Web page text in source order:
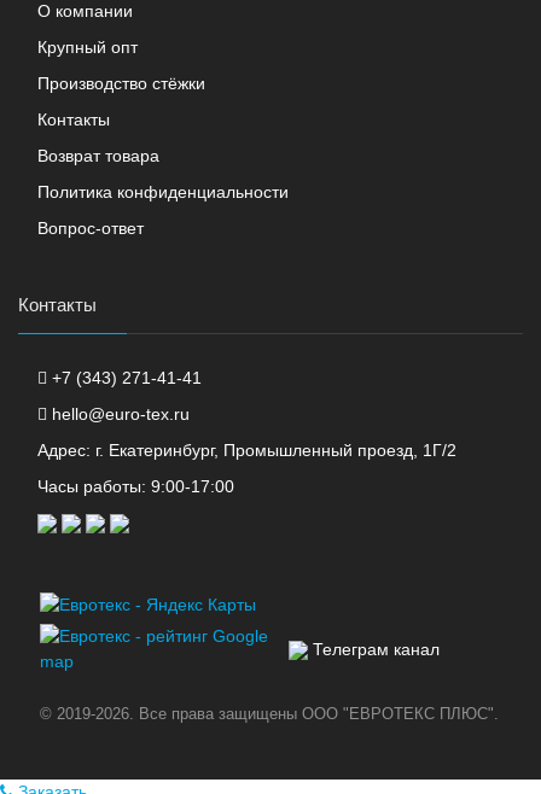
О компании
Крупный опт
Производство стёжки
Контакты
Возврат товара
Политика конфиденциальности
Вопрос-ответ
Контакты
+7 (343) 271-41-41
hello@euro-tex.ru
Адрес: г. Екатеринбург, Промышленный проезд, 1Г/2
Часы работы: 9:00-17:00
Телеграм канал
© 2019-2026. Все права защищены ООО "ЕВРОТЕКС ПЛЮС".